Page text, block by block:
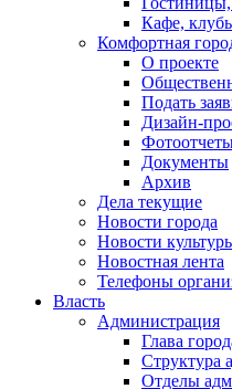
Кафе,
Комфортная
О проекте
Подать
Дизайн-
Документы
Архив
Дела текущие
Новости города
Новости
Новостная лента
Телефоны
Власть
Администрация
Глава
Структура
Отделы